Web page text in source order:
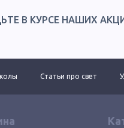
В КУРСЕ НАШИХ
Статьи про свет